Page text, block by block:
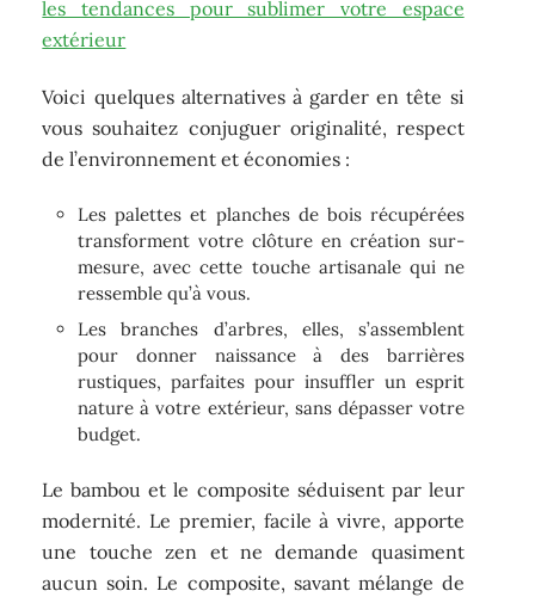
les tendances pour sublimer votre espace
extérieur
Voici quelques alternatives à garder en tête si
vous souhaitez conjuguer originalité, respect
de l’environnement et économies :
Les palettes et planches de bois récupérées
transforment votre clôture en création sur-
mesure, avec cette touche artisanale qui ne
ressemble qu’à vous.
Les branches d’arbres, elles, s’assemblent
pour donner naissance à des barrières
rustiques, parfaites pour insuffler un esprit
nature à votre extérieur, sans dépasser votre
budget.
Le bambou et le composite séduisent par leur
modernité. Le premier, facile à vivre, apporte
une touche zen et ne demande quasiment
aucun soin. Le composite, savant mélange de